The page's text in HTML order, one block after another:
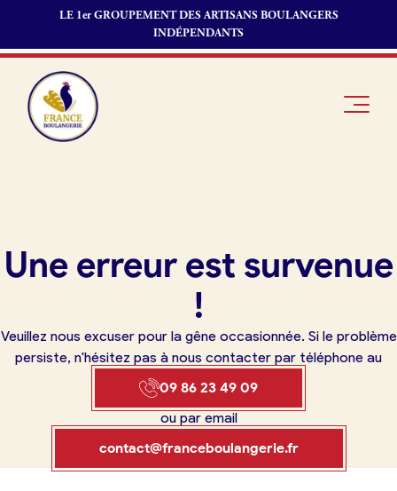
LE 1er GROUPEMENT DES ARTISANS BOULANGERS
INDÉPENDANTS
boulanger
Boulangerie
Pourquoi
Je référence
ma
d’emploi
commerce
fournisseur
Une erreur est survenue
!
Veuillez nous excuser pour la gêne occasionnée. Si le problème
persiste, n'hésitez pas à nous contacter par téléphone au
09 86 23 49 09
ou par email
contact@franceboulangerie.fr